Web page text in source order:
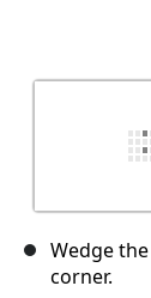
Wedge
corner.